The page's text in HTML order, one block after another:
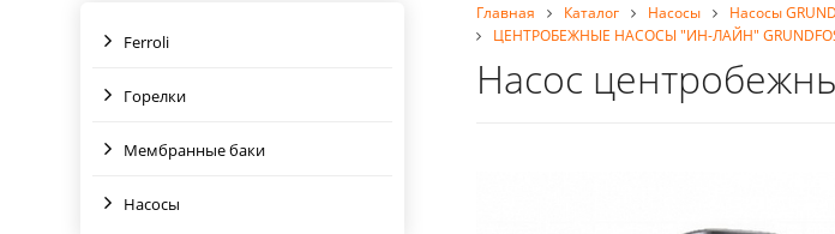
Ferroli
Горелки
Мембранные баки
Насосы
Главная Каталог Насосы Насосы
ЦЕНТРОБЕЖНЫЕ НАСОСЫ "ИН-ЛАЙН"
Насос